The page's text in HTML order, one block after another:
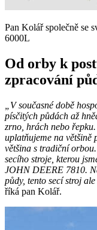
Pan Kolář společně se
6000L
Od orby k
zpracování
„V současné době
písčitých půdách až
zrno, hrách nebo
uplatňujeme na
většina s tradiční
secího stroje, kterou
JOHN DEERE 7810.
půdy, tento secí stroj
říká pan Kolář.